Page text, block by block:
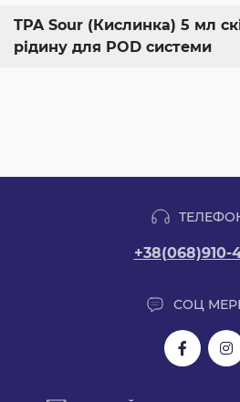
TPA Sour (Кислинка) 5 мл
рідину для POD системи
+38(068)910-
СОЦ